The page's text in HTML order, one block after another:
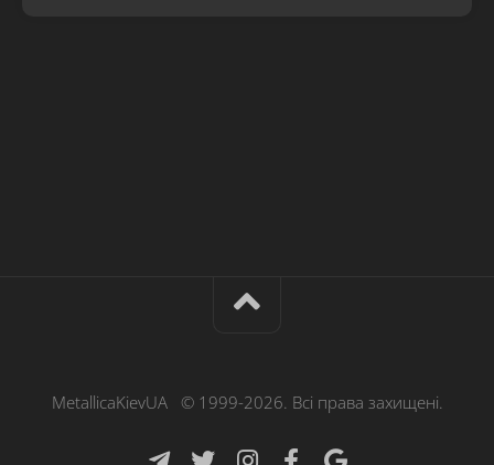
MetallicaKievUA © 1999-2026. Всі права захищені.